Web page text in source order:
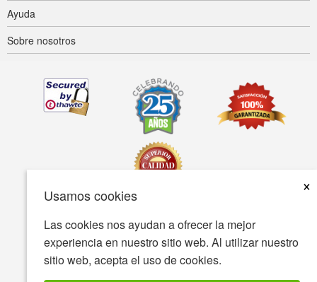
Usamos cookies
×
Las cookies nos ayudan a ofrecer la mejor
experiencia en nuestro sitio web. Al utilizar nuestro
sitio web, acepta el uso de cookies.
Ayuda
Sobre nosotros
Accesibilidad Condiciones de uso Política de privacidad
Política de seguridad